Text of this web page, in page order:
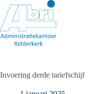
naar
de
inhoud
Invoering derde tariefschijf